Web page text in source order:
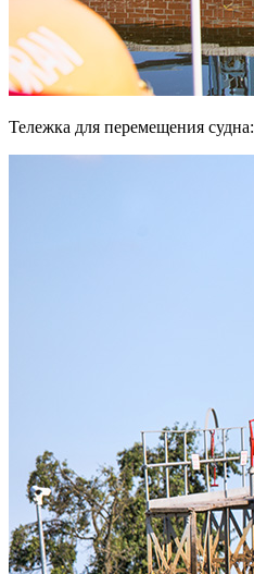
Тележка для перемещения судна: